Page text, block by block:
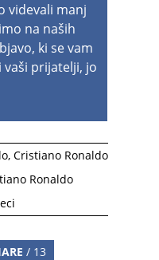
videvali manj
na naših
ki se vam
vaši prijatelji, jo
, Cristiano Ronaldo
Ronaldo
/ 13